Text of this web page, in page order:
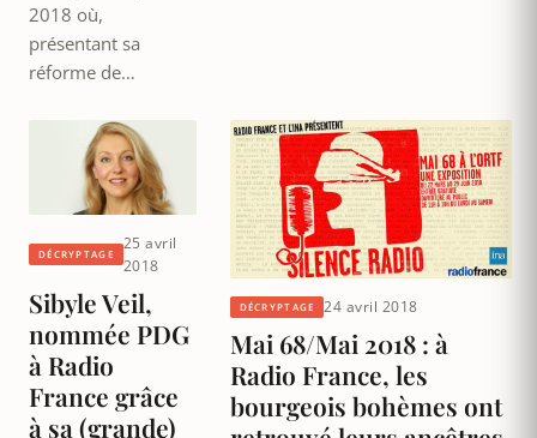
2018 où,
présentant sa
réforme de…
DÉCRYPTAGE
25 avril
2018
Sibyle Veil,
nommée PDG
à Radio
France grâce
à sa (grande)
DÉCRYPTAGE 24 avril 2018
Mai 68/Mai 2018 : à
Radio France, les
bourgeois bohèmes ont